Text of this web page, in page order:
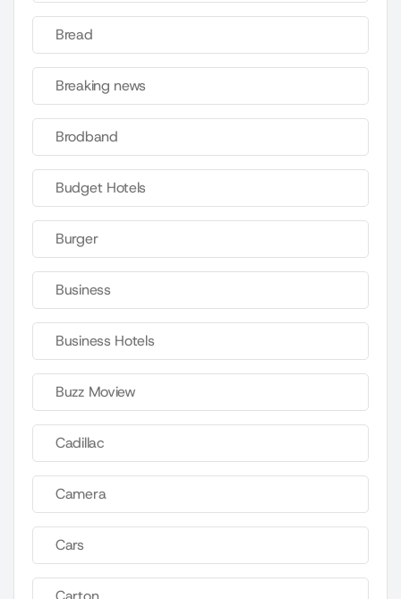
Bread
Breaking news
Brodband
Budget Hotels
Burger
Business
Business Hotels
Buzz Moview
Cadillac
Camera
Cars